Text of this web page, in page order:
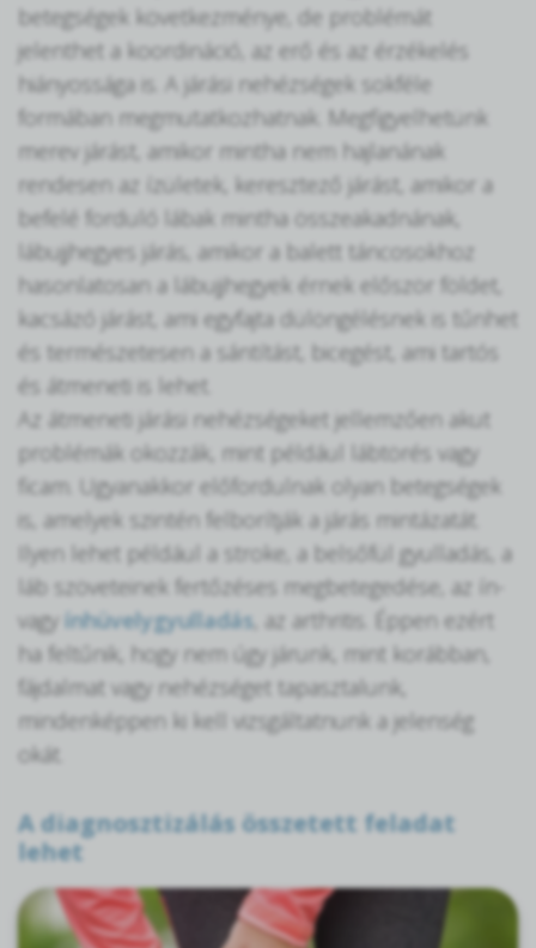
betegségek következménye, de problémát
jelenthet a koordináció, az erő és az érzékelés
hiányossága is. A járási nehézségek sokféle
formában megmutatkozhatnak. Megfigyelhetünk
merev járást, amikor mintha nem hajlanának
rendesen az ízületek, keresztező járást, amikor a
befelé forduló lábak mintha összeakadnának,
lábujjhegyes járás, amikor a balett táncosokhoz
hasonlatosan a lábujjhegyek érnek először földet,
kacsázó járást, ami egyfajta dülöngélésnek is tűnhet
és természetesen a sántítást, bicegést, ami tartós
és átmeneti is lehet.
Az átmeneti járási nehézségeket jellemzően akut
problémák okozzák, mint például lábtörés vagy
ficam. Ugyanakkor előfordulnak olyan betegségek
is, amelyek szintén felborítják a járás mintázatát.
Ilyen lehet például a stroke, a belsőfül gyulladás, a
láb szöveteinek fertőzéses megbetegedése, az ín-
vagy ínhüvelygyulladás , az arthritis. Éppen ezért
ha feltűnik, hogy nem úgy járunk, mint korábban,
fájdalmat vagy nehézséget tapasztalunk,
mindenképpen ki kell vizsgáltatnunk a jelenség
okát.
A diagnosztizálás összetett feladat
lehet